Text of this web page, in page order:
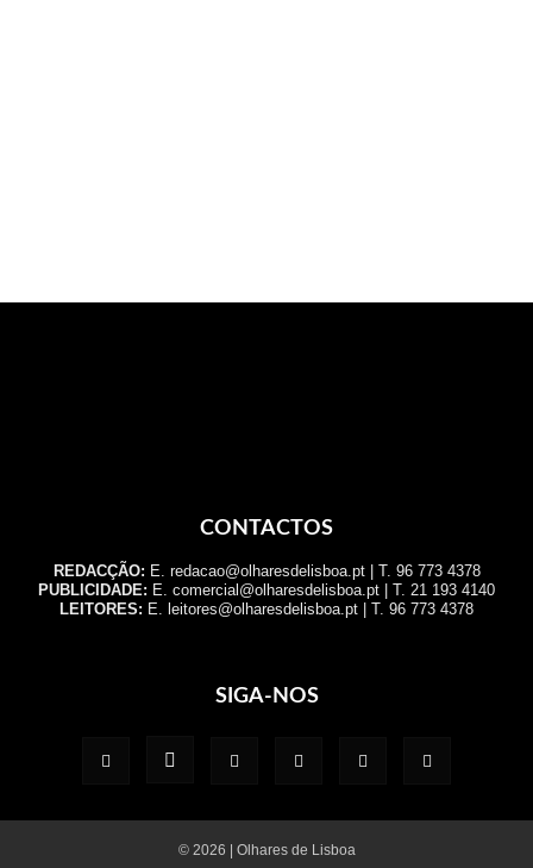
CONTACTOS
REDACÇÃO: E. redacao@olharesdelisboa.pt | T. 96 773 4378
PUBLICIDADE: E. comercial@olharesdelisboa.pt | T. 21 193 4140
LEITORES: E. leitores@olharesdelisboa.pt | T. 96 773 4378
SIGA-NOS
© 2026 | Olhares de Lisboa